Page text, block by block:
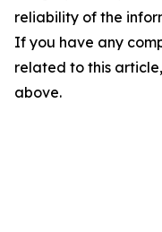
reliability of the
If you have any
related to this
above.